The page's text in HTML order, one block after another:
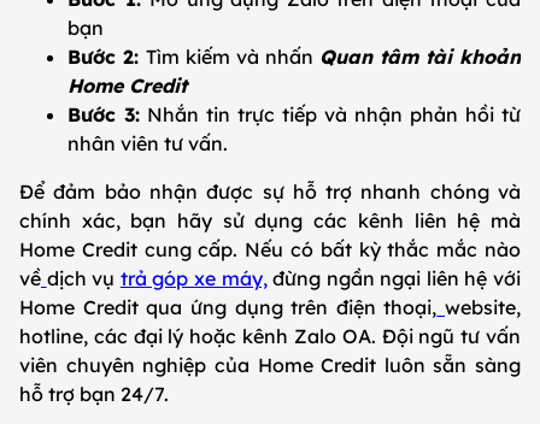
bạn
Bước 2: Tìm kiếm và nhấn Quan tâm tài khoản
Home Credit
Bước 3: Nhắn tin trực tiếp và nhận phản hồi từ
nhân viên tư vấn.
Để đảm bảo nhận được sự hỗ trợ nhanh chóng và
chính xác, bạn hãy sử dụng các kênh liên hệ mà
Home Credit cung cấp. Nếu có bất kỳ thắc mắc nào
về dịch vụ trả góp xe máy, đừng ngần ngại liên hệ với
Home Credit qua ứng dụng trên điện thoại, website,
hotline, các đại lý hoặc kênh Zalo OA. Đội ngũ tư vấn
viên chuyên nghiệp của Home Credit luôn sẵn sàng
hỗ trợ bạn 24/7.